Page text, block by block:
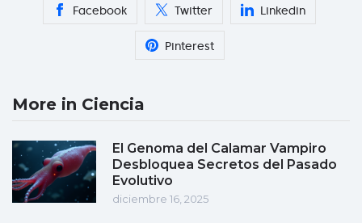
Facebook Twitter Linkedin
Pinterest
More in Ciencia
El Genoma del Calamar Vampiro
Desbloquea Secretos del Pasado
Evolutivo
diciembre 16, 2025